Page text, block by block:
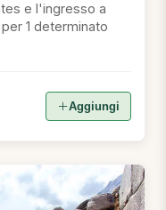
e l'ingresso a
1 determinato
Aggiungi